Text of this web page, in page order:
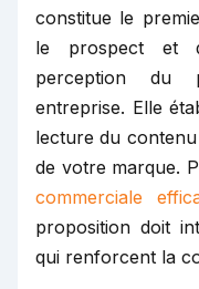
constitue le
le prospect et
perception du
entreprise. Elle
lecture du contenu
de votre marque.
commerciale
proposition doit
qui renforcent la